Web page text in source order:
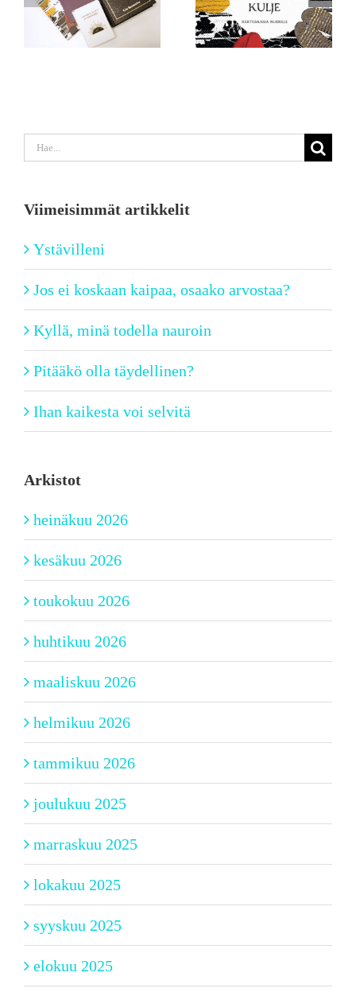
Etsi
Viimeisimmät artikkelit
Ystävilleni
Jos ei koskaan kaipaa, osaako arvostaa?
Kyllä, minä todella nauroin
Pitääkö olla täydellinen?
Ihan kaikesta voi selvitä
Arkistot
heinäkuu 2026
kesäkuu 2026
toukokuu 2026
huhtikuu 2026
maaliskuu 2026
helmikuu 2026
tammikuu 2026
joulukuu 2025
marraskuu 2025
lokakuu 2025
syyskuu 2025
elokuu 2025